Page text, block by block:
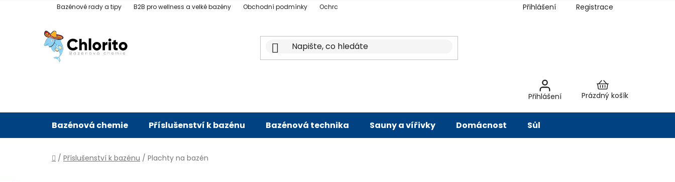
Bazénové rady a tipy B2B pro wellness a velké bazény Obchodní podmínky Ochrana osobních údajů Hodnocení obchodu Slovník pojmů Péče o vodu
Přihlášení Registrace
Přihlášení
Nákupní
Prázdný košík
Bazénová chemie Příslušenství k bazénu Bazénová technika Sauny a vířivky Domácnost Sůl
Domů
/ Příslušenství k bazénu / Plachty na bazén